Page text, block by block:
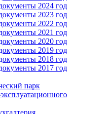
2024 год
2023 год
2022 год
2021 год
2020 год
2019 год
2018 год
2017 год
парк